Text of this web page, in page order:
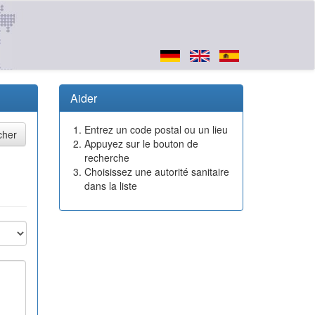
Aider
Entrez un code postal ou un lieu
Appuyez sur le bouton de
recherche
Choisissez une autorité sanitaire
dans la liste